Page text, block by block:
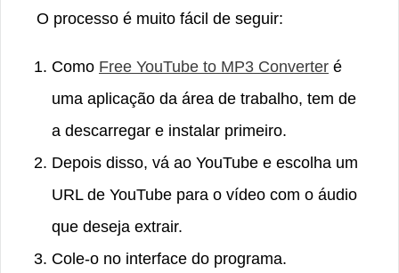
O processo é muito fácil de seguir:
Como Free YouTube to MP3 Converter é
uma aplicação da área de trabalho, tem de
a descarregar e instalar primeiro.
Depois disso, vá ao YouTube e escolha um
URL de YouTube para o vídeo com o áudio
que deseja extrair.
Cole-o no interface do programa.